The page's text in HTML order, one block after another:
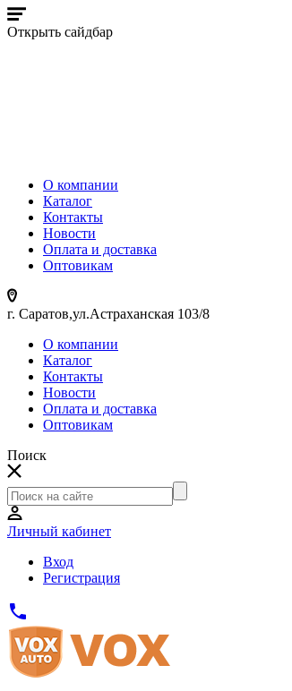
Открыть сайдбар
О компании
Каталог
Контакты
Новости
Оплата и доставка
Оптовикам
г. Саратов,ул.Астраханская 103/8
О компании
Каталог
Контакты
Новости
Оплата и доставка
Оптовикам
Поиск
Личный кабинет
Вход
Регистрация
phone